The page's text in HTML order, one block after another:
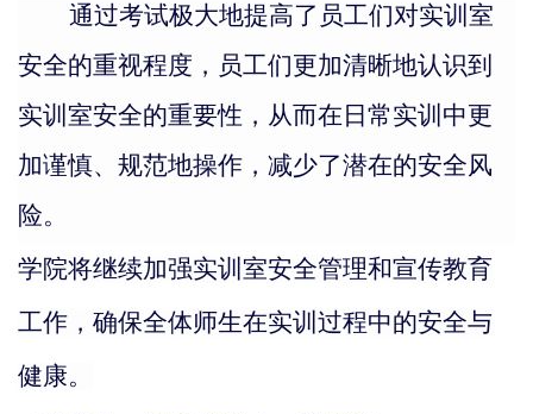
通过考试极大地提高了员工们对实训室
安全的重视程度 ， 员工们更加清晰地认识到
实训室安全的重要性，从而在日常实训中更
加谨慎、规范地操作，减少了潜在的安全风
险。
学院将继续加强实训室安全管理和宣传教育
工作，确保全体师生在实训过程中的安全与
健康。